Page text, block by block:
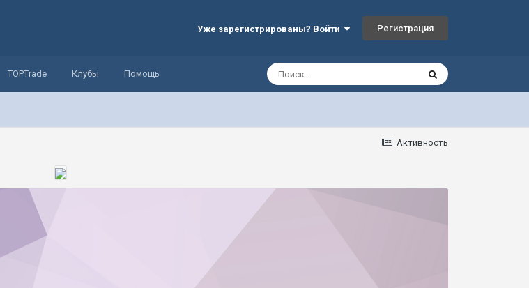
Уже зарегистрированы? Войти Регистрация
TOPTrade Клубы Помощь
Активность